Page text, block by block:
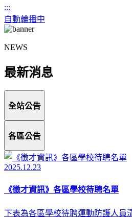
:::
自動輪播中
NEWS
最新消息
全站公告
各區公告
2025.12.23
《徵才資訊》各區學校待聘名單
下表為各區學校待聘運動防護人員